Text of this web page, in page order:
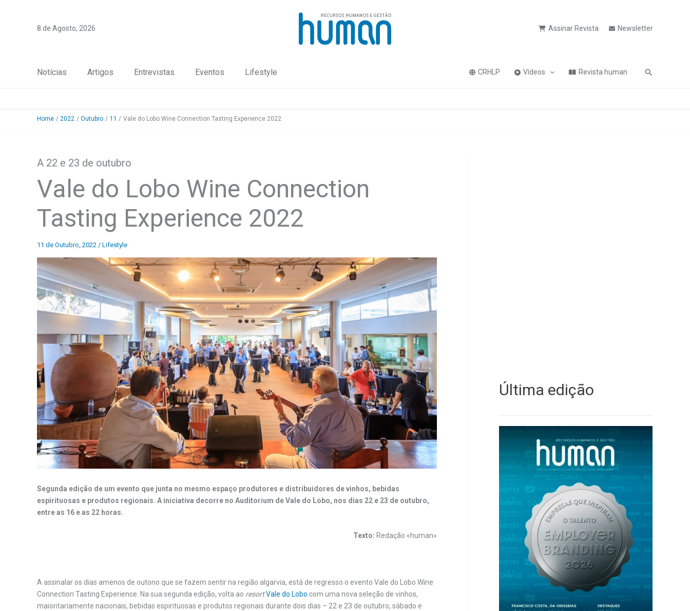
8 de Agosto, 2026 Assinar Revista Newsletter
Notícias Artigos Entrevistas Eventos Lifestyle CRHLP Vídeos Revista human Pesquisa
Home 2022 Outubro 11 Vale do Lobo Wine Connection Tasting Experience 2022
A 22 e 23 de outubro
Vale do Lobo Wine Connection
Tasting Experience 2022
11 de Outubro, 2022 / Lifestyle
Segunda edição de um evento que junta no mesmo espaço produtores e distribuidores de vinhos, bebidas
espirituosas e produtos regionais. A iniciativa decorre no Auditorium de Vale do Lobo, nos dias 22 e 23 de outubro,
entre as 16 e as 22 horas.
Texto: Redação «human»
A assinalar os dias amenos de outono que se fazem sentir na região algarvia, está de regresso o evento Vale do Lobo Wine
Connection Tasting Experience. Na sua segunda edição, volta ao resortVale do Lobo com uma nova seleção de vinhos,
maioritariamente nacionais, bebidas espirituosas e produtos regionais durante dois dias – 22 e 23 de outubro, sábado e
Última edição